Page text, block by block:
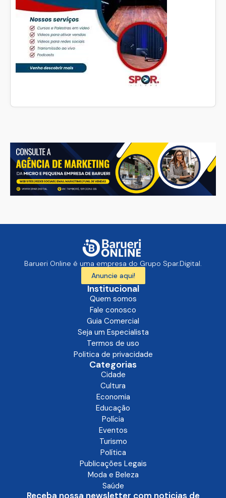
Barueri Online é uma empresa do Grupo Spar.Digital.
Anuncie aqui!
Institucional
Quem somos
Fale conosco
Guia Comercial
Seja um Especialista
Termos de uso
Politica de privacidade
Categorias
Cidade
Cultura
Economia
Educação
Polícia
Eventos
Turismo
Política
Publicações Legais
Moda e Beleza
Saúde
Receba nossa newsletter com noticias de